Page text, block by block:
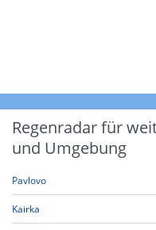
Regenradar für
und Umgebung
Pavlovo
Kairka